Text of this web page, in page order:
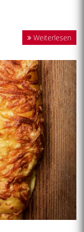
Weiterlesen